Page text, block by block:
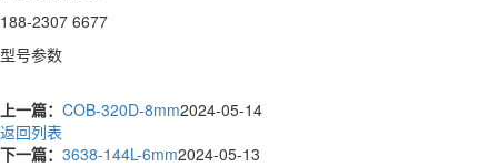
188-2307 6677
型号参数
上一篇： COB-320D-8mm2024-05-14
返回列表
下一篇： 3638-144L-6mm2024-05-13